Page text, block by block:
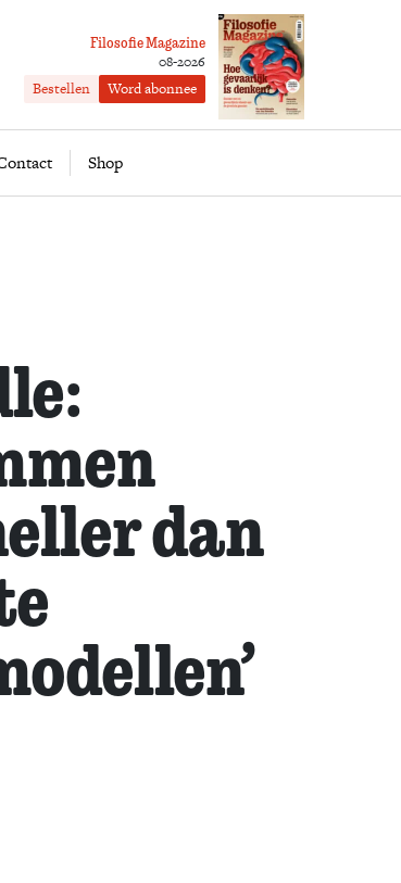
Filosofie Magazine
08-2026
Bestellen Word abonnee
Shop
abonnee
dan